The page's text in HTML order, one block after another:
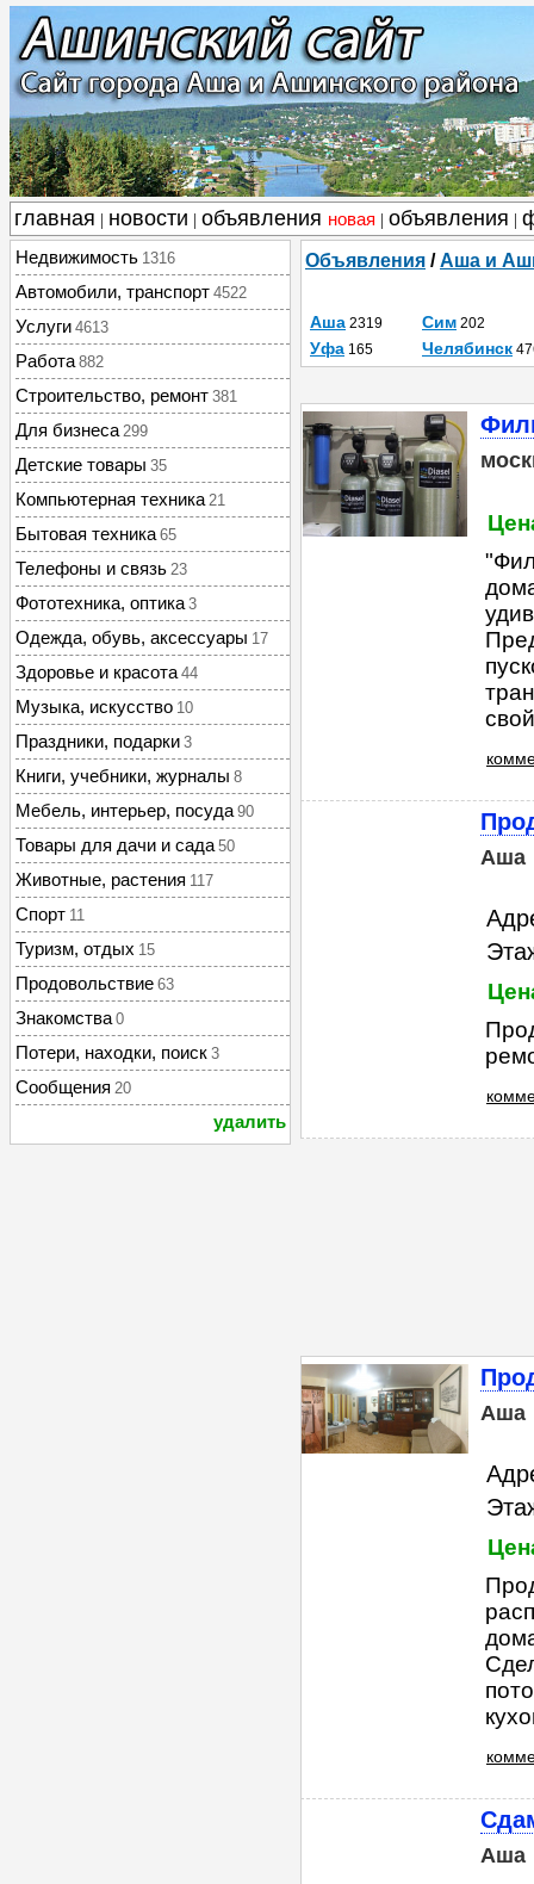
главная новости объявления новая объявления
Недвижимость 1316
Автомобили, транспорт 4522
Услуги 4613
Работа 882
Строительство, ремонт 381
Для бизнеса 299
Детские товары 35
Компьютерная техника 21
Бытовая техника 65
Телефоны и связь 23
Фототехника, оптика 3
Одежда, обувь, аксессуары 17
Здоровье и красота 44
Музыка, искусство 10
Праздники, подарки 3
Книги, учебники, журналы 8
Мебель, интерьер, посуда 90
Товары для дачи и сада 50
Животные, растения 117
Спорт 11
Туризм, отдых 15
Продовольствие 63
Знакомства 0
Потери, находки, поиск 3
Сообщения 20
удалить
Объявления /Аша и
Аша 2319 Сим 202
Уфа 165 Челябинск
Аша
Аша
Аша